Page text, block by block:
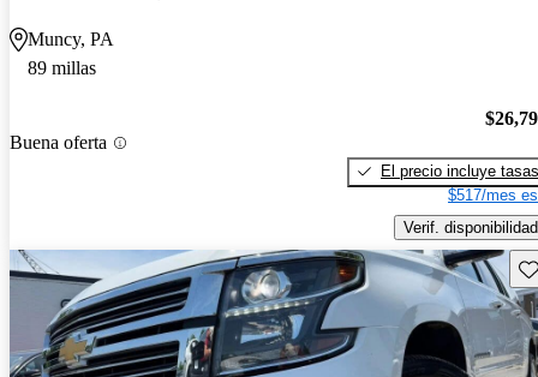
Muncy, PA
89 millas
Buena oferta
El precio incluye tasas
$517/mes
Verif. disponibilidad